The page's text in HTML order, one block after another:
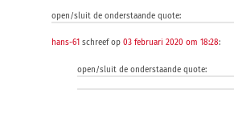
open/sluit de onderstaande quote:
hans-61 schreef op 03 februari 2020 om 18:28:
open/sluit de onderstaande quote: